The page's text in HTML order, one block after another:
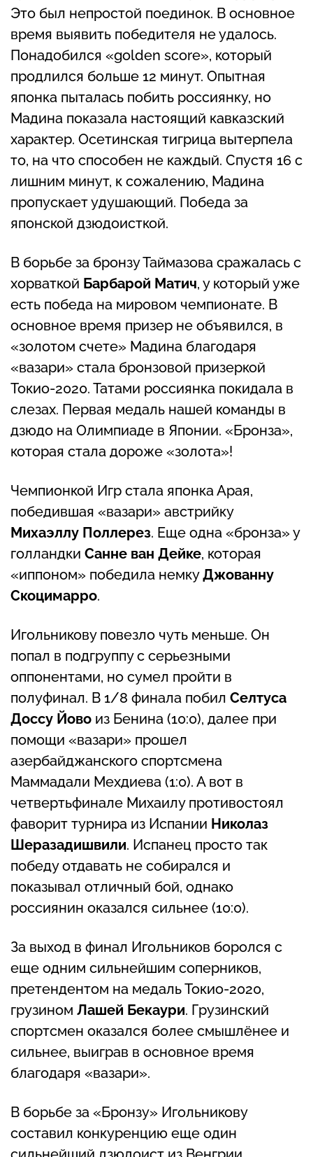
Это был непростой поединок. В основное
время выявить победителя не удалось.
Понадобился «golden score», который
продлился больше 12 минут. Опытная
японка пыталась побить россиянку, но
Мадина показала настоящий кавказский
характер. Осетинская тигрица вытерпела
то, на что способен не каждый. Спустя 16 с
лишним минут, к сожалению, Мадина
пропускает удушающий. Победа за
японской дзюдоисткой.
В борьбе за бронзу Таймазова сражалась с
хорваткой Барбарой Матич, у который уже
есть победа на мировом чемпионате. В
основное время призер не объявился, в
«золотом счете» Мадина благодаря
«вазари» стала бронзовой призеркой
Токио-2020. Татами россиянка покидала в
слезах. Первая медаль нашей команды в
дзюдо на Олимпиаде в Японии. «Бронза»,
которая стала дороже «золота»!
Чемпионкой Игр стала японка Арая,
победившая «вазари» австрийку
Михаэллу Поллерез. Еще одна «бронза» у
голландки Санне ван Дейке, которая
«иппоном» победила немкуДжованну
Скоцимарро.
Игольникову повезло чуть меньше. Он
попал в подгруппу с серьезными
оппонентами, но сумел пройти в
полуфинал. В 1/8 финала побил Селтуса
Доссу Йово из Бенина (10:0), далее при
помощи «вазари» прошел
азербайджанского спортсмена
Маммадали Мехдиева (1:0). А вот в
четвертьфинале Михаилу противостоял
фаворит турнира из Испании Николаз
Шеразадишвили. Испанец просто так
победу отдавать не собирался и
показывал отличный бой, однако
россиянин оказался сильнее (10:0).
За выход в финал Игольников боролся с
еще одним сильнейшим соперников,
претендентом на медаль Токио-2020,
грузином Лашей Бекаури. Грузинский
спортсмен оказался более смышлёнее и
сильнее, выиграв в основное время
благодаря «вазари».
В борьбе за «Бронзу» Игольникову
составил конкуренцию еще один